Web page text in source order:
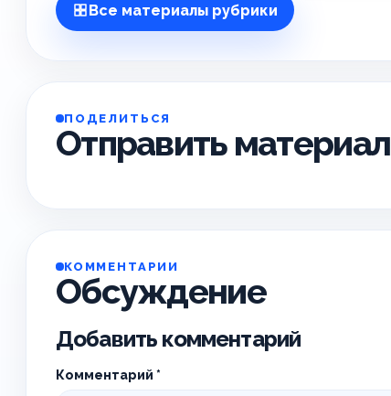
Все материалы рубрики
ПОДЕЛИТЬСЯ
Отправить материал
КОММЕНТАРИИ
Обсуждение
Добавить комментарий
Комментарий *